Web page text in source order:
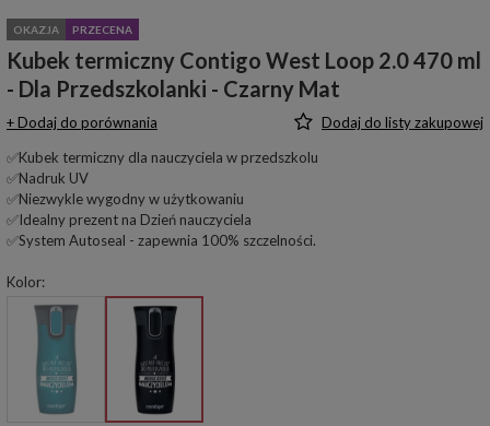
OKAZJA PRZECENA
Kubek termiczny Contigo West Loop 2.0 470 ml
- Dla Przedszkolanki - Czarny Mat
+ Dodaj do porównania
Dodaj do listy zakupowej
✅Kubek termiczny dla nauczyciela w przedszkolu
✅Nadruk UV
✅Niezwykle wygodny w użytkowaniu
✅Idealny prezent na Dzień nauczyciela
✅System Autoseal - zapewnia 100% szczelności.
Kolor